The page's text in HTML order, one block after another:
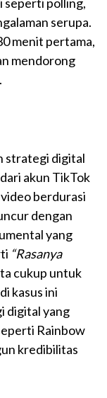
serupa.
menit pertama,
mendorong
strategi digital
akun TikTok
berdurasi
dengan
yang
“Rasanya
cukup untuk
kasus ini
digital yang
Rainbow
kredibilitas